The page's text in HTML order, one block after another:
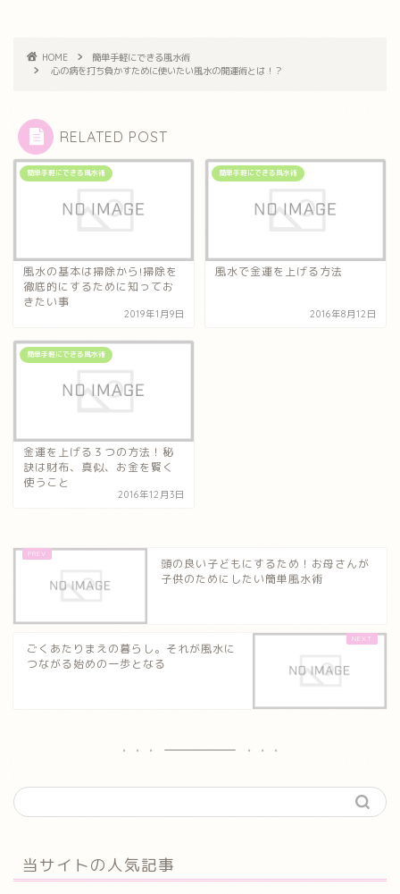
HOME
簡単手軽にできる風水術
心の病を打ち負かすために使いたい風水の開運術とは！？
RELATED POST
簡単手軽にできる風水術
風水の基本は掃除から!掃除を
徹底的にするために知ってお
きたい事
2019年1月9日
簡単手軽にできる風水術
風水で金運を上げる方法
2016年8月12日
簡単手軽にできる風水術
金運を上げる３つの方法！秘
訣は財布、真似、お金を賢く
使うこと
2016年12月3日
頭の良い子どもにするため！お母さんが
子供のためにしたい簡単風水術
ごくあたりまえの暮らし。それが風水に
つながる始めの一歩となる
当サイトの人気記事